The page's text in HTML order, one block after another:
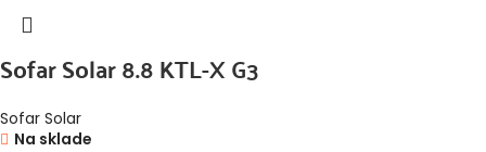
Sofar Solar 8.8 KTL-X G3
Sofar Solar
Na sklade